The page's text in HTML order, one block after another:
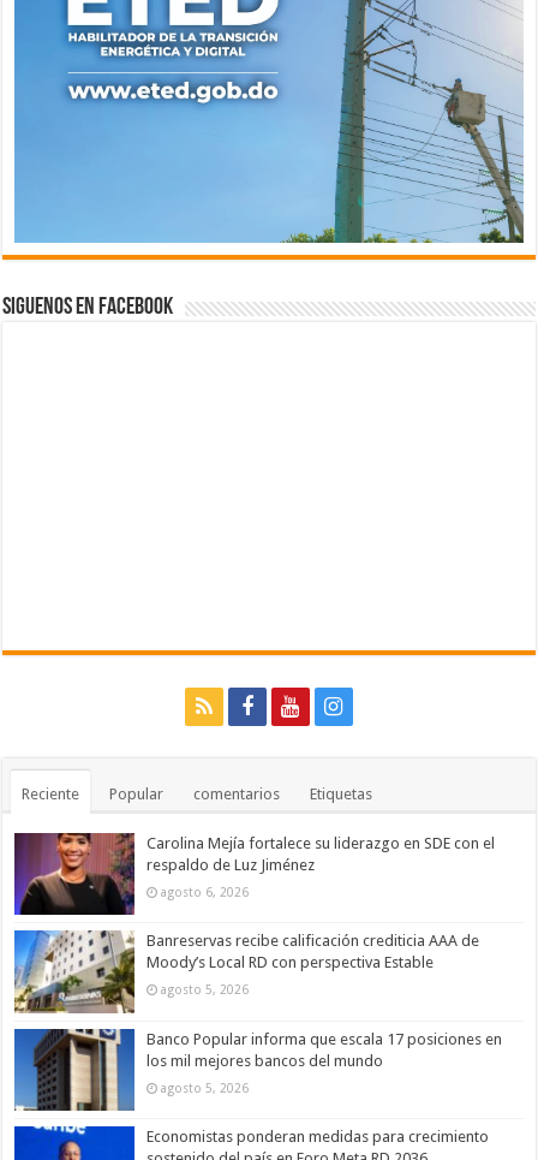
Siguenos en Facebook
Reciente Popular comentarios Etiquetas
Carolina Mejía fortalece su liderazgo en SDE con el
respaldo de Luz Jiménez
agosto 6, 2026
Banreservas recibe calificación crediticia AAA de
Moody’s Local RD con perspectiva Estable
agosto 5, 2026
Banco Popular informa que escala 17 posiciones en
los mil mejores bancos del mundo
agosto 5, 2026
Economistas ponderan medidas para crecimiento